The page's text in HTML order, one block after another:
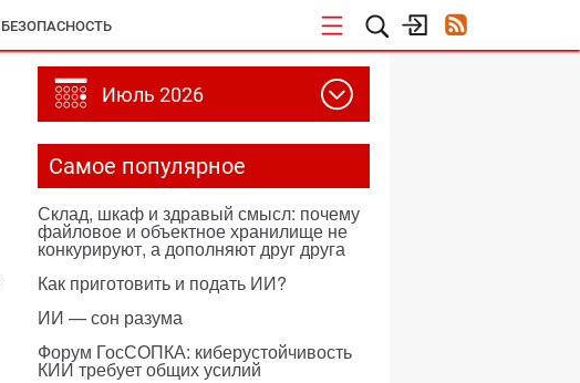
БЕЗОПАСНОСТЬ
Июль 2026
Самое популярное
Склад, шкаф и здравый смысл: почему
файловое и объектное хранилище не
конкурируют, а дополняют друг друга
Как приготовить и подать ИИ?
ИИ — сон разума
Форум ГосСОПКА: киберустойчивость
КИИ требует общих усилий